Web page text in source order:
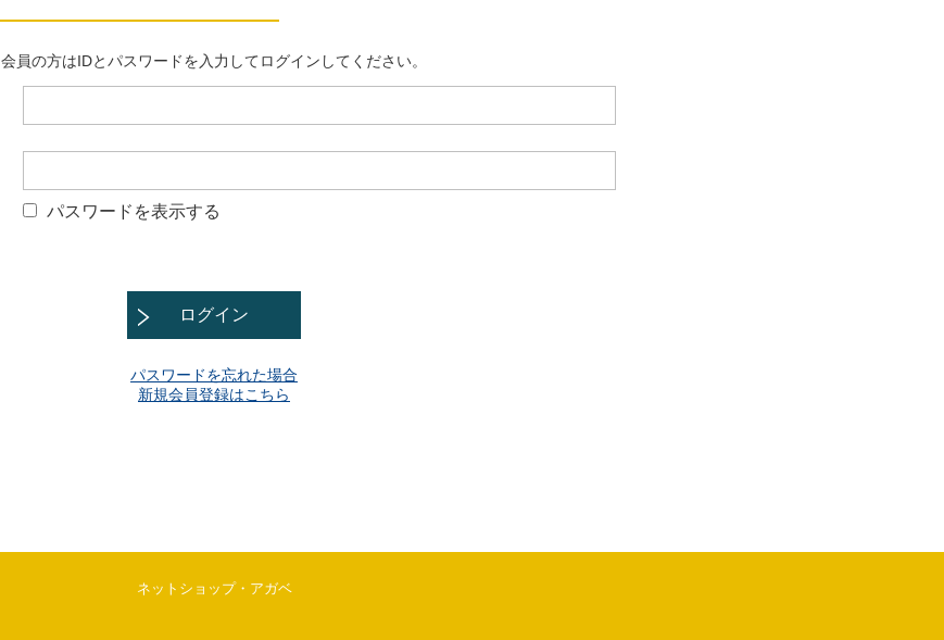
会員の方はIDとパスワードを入力してログインしてください。
パスワードを表示する
ログイン
パスワードを忘れた場合
新規会員登録はこちら
ネットショップ・アガベ